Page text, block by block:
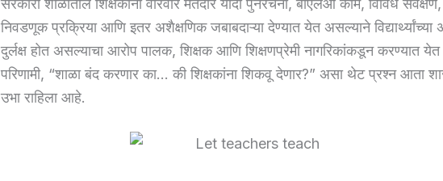
निवडणूक प्रक्रिया आणि इतर अशैक्षणिक जबाबदाऱ्या देण्यात येत असल्याने विद्यार्थ्यांच्या
दुर्लक्ष होत असल्याचा आरोप पालक, शिक्षक आणि शिक्षणप्रेमी नागरिकांकडून करण्यात
परिणामी, “शाळा बंद करणार का… की शिक्षकांना शिकवू देणार?” असा थेट प्रश्न आता
उभा राहिला आहे.